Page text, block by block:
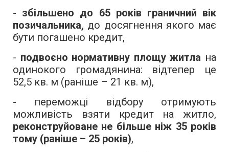
- збільшено до 65 років граничний вік
позичальника, до досягнення якого має
бути погашено кредит,
- подвоєно нормативну площу житла на
одинокого громадянина: відтепер це
52,5 кв. м (раніше – 21 кв. м),
- переможці відбору отримують
можливість взяти кредит на житло,
реконструйоване не більше ніж 35 років
тому (раніше – 25 років),